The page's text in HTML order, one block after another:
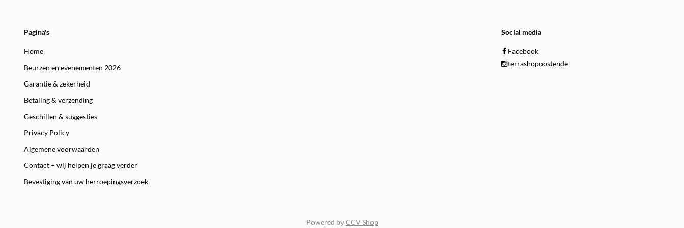
Pagina's
Home
Beurzen en evenementen 2026
Garantie & zekerheid
Betaling & verzending
Geschillen & suggesties
Privacy Policy
Algemene voorwaarden
Contact – wij helpen je graag verder
Bevestiging van uw herroepingsverzoek
Social media
Facebook
terrashopoostende
Powered byCCV Shop